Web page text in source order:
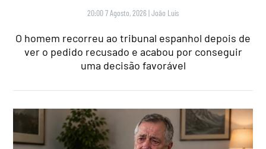
20:00 7 Agosto, 2026 |João Luís
O homem recorreu ao tribunal espanhol depois de
ver o pedido recusado e acabou por conseguir
uma decisão favorável